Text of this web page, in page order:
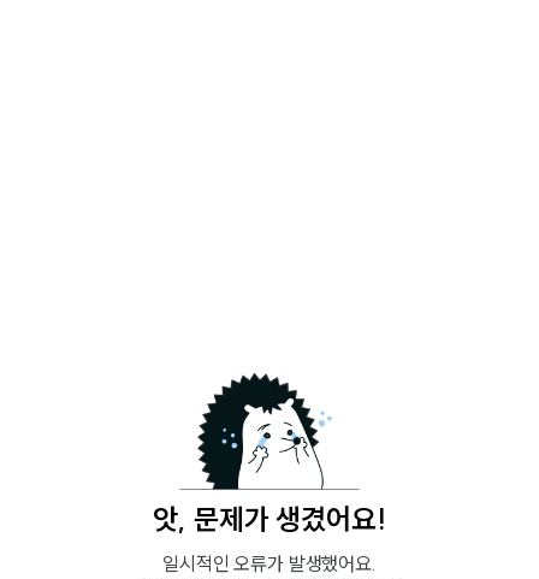
앗, 문제가 생겼어요!
일시적인 오류가 발생했어요.